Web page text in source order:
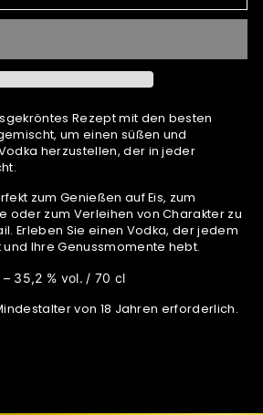
Rezept mit den besten
um einen süßen und
herzustellen, der in jeder
zum Genießen auf Eis, zum
oder zum Verleihen von Charakter zu
Erleben Sie einen Vodka, der jedem
und Ihre Genussmomente hebt.
35,2 % vol. / 70 cl
von 18 Jahren erforderlich.